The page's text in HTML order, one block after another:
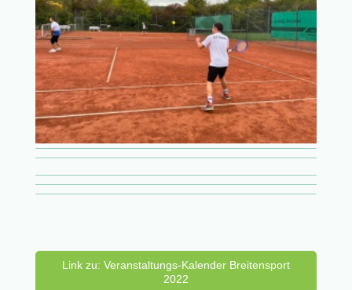
Link zu: Veranstaltungs-Kalender Breitensport
2022